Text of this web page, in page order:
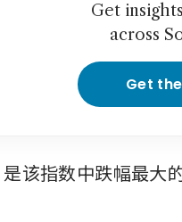
Get
across
Get
是该指数中跌幅最大